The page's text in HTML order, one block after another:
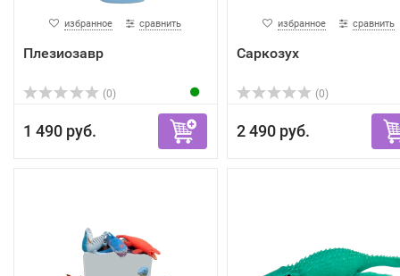
избранное сравнить
Плезиозавр
(0)
1 490 руб.
избранное сравнить
Саркозух
(0)
2 490 руб.